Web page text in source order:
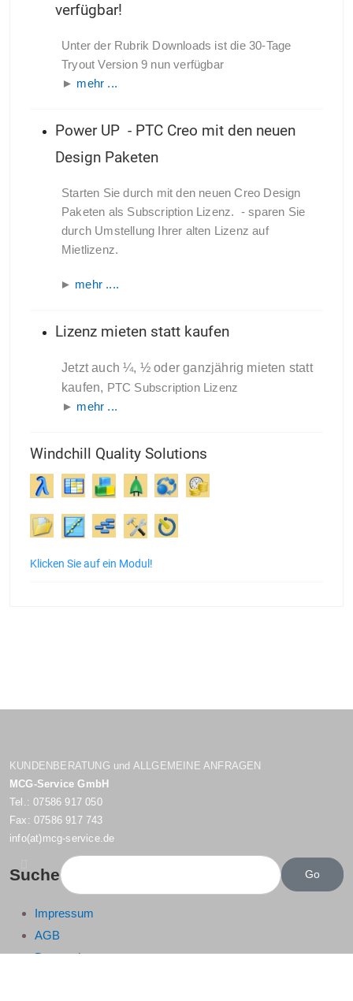
verfügbar!
Unter der Rubrik Downloads ist die 30-Tage
Tryout Version 9 nun verfügbar
► mehr ...
Power UP - PTC Creo mit den neuen
Design Paketen
Starten Sie durch mit den neuen Creo Design
Paketen als Subscription Lizenz. - sparen Sie
durch Umstellung Ihrer alten Lizenz auf
Mietlizenz.
► mehr ....
Lizenz mieten statt kaufen
Jetzt auch ¼, ½ oder ganzjährig mieten statt
kaufen, PTC Subscription Lizenz
► mehr ...
Windchill Quality Solutions
Klicken Sie auf ein Modul!
KUNDENBERATUNG und ALLGEMEINE ANFRAGEN
MCG-Service GmbH
Tel.: 07586 917 050
Fax: 07586 917 743
info(at)mcg-service.de
Suche
Impressum
AGB
Datenschutz